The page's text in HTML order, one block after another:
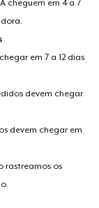
cheguem em 4 a 7
em 7 a 12 dias
devem chegar
devem chegar em
rastreamos os